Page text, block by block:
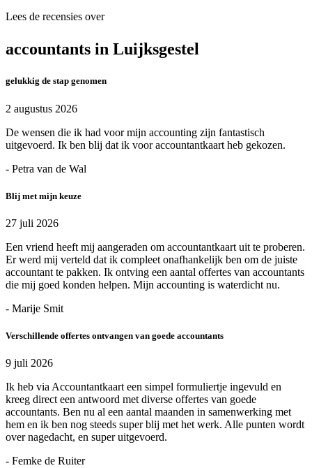
Lees de recensies over
accountants in Luijksgestel
gelukkig de stap genomen
2 augustus 2026
De wensen die ik had voor mijn accounting zijn fantastisch
uitgevoerd. Ik ben blij dat ik voor accountantkaart heb gekozen.
- Petra van de Wal
Blij met mijn keuze
27 juli 2026
Een vriend heeft mij aangeraden om accountantkaart uit te proberen.
Er werd mij verteld dat ik compleet onafhankelijk ben om de juiste
accountant te pakken. Ik ontving een aantal offertes van accountants
die mij goed konden helpen. Mijn accounting is waterdicht nu.
- Marije Smit
Verschillende offertes ontvangen van goede accountants
9 juli 2026
Ik heb via Accountantkaart een simpel formuliertje ingevuld en
kreeg direct een antwoord met diverse offertes van goede
accountants. Ben nu al een aantal maanden in samenwerking met
hem en ik ben nog steeds super blij met het werk. Alle punten wordt
over nagedacht, en super uitgevoerd.
- Femke de Ruiter